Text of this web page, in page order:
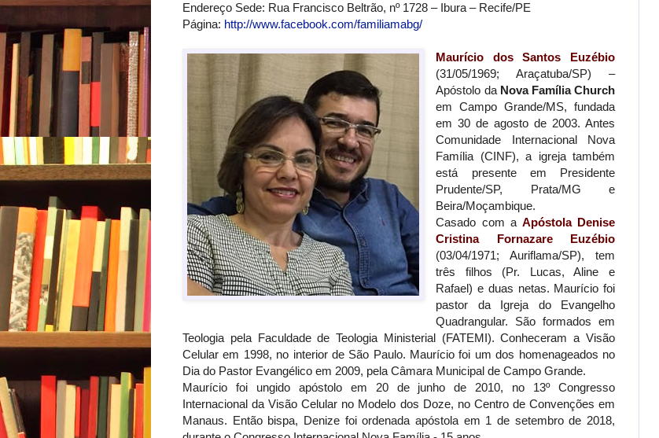
Endereço Sede: Rua Francisco Beltrão, nº 1728 – Ibura – Recife/PE
Página: http://www.facebook.com/familiamabg/
Maurício dos Santos Euzébio
(31/05/1969; Araçatuba/SP) –
Apóstolo da Nova Família Church
em Campo Grande/MS, fundada
em 30 de agosto de 2003. Antes
Comunidade Internacional Nova
Família (CINF), a igreja também
está presente em Presidente
Prudente/SP, Prata/MG e
Beira/Moçambique.
Casado com a Apóstola Denise
Cristina Fornazare Euzébio
(03/04/1971; Auriflama/SP), tem
três filhos (Pr. Lucas, Aline e
Rafael) e duas netas. Maurício foi
pastor da Igreja do Evangelho
Quadrangular. São formados em
Teologia pela Faculdade de Teologia Ministerial (FATEMI). Conheceram a Visão
Celular em 1998, no interior de São Paulo. Maurício foi um dos homenageados no
Dia do Pastor Evangélico em 2009, pela Câmara Municipal de Campo Grande.
Maurício foi ungido apóstolo em 20 de junho de 2010, no 13º Congresso
Internacional da Visão Celular no Modelo dos Doze, no Centro de Convenções em
Manaus. Então bispa, Denize foi ordenada apóstola em 1 de setembro de 2018,